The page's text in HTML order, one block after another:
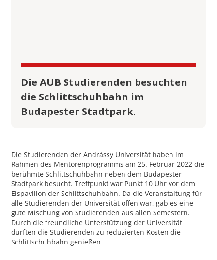
Die AUB Studierenden besuchten
die Schlittschuhbahn im
Budapester Stadtpark.
Die Studierenden der Andrássy Universität haben im
Rahmen des Mentorenprogramms am 25. Februar 2022 die
berühmte Schlittschuhbahn neben dem Budapester
Stadtpark besucht. Treffpunkt war Punkt 10 Uhr vor dem
Eispavillon der Schlittschuhbahn. Da die Veranstaltung für
alle Studierenden der Universität offen war, gab es eine
gute Mischung von Studierenden aus allen Semestern.
Durch die freundliche Unterstützung der Universität
durften die Studierenden zu reduzierten Kosten die
Schlittschuhbahn genießen.